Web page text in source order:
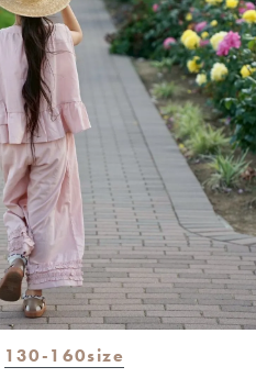
130-160size